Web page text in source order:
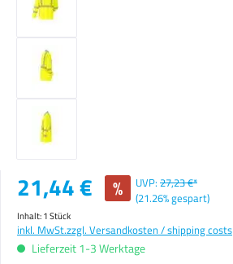
Verkaufspreis:
21,44 € % UVP: 27,23 €*
(21.26% gespart)
Inhalt:1 Stück
inkl. MwSt.zzgl. Versandkosten / shipping costs
Lieferzeit 1-3 Werktage